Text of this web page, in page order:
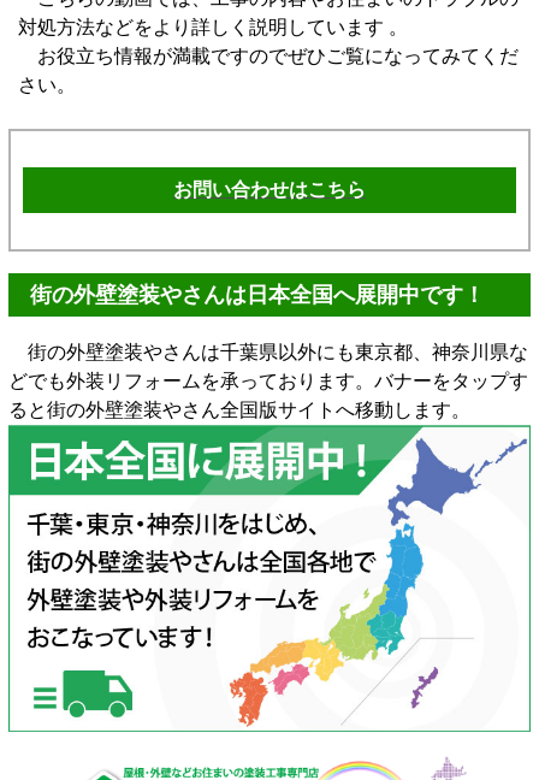
対処方法などをより詳しく説明しています 。
お役立ち情報が満載ですのでぜひご覧になってみてくだ
さい。
お問い合わせはこちら
街の外壁塗装やさんは日本全国へ展開中です！
街の外壁塗装やさんは千葉県以外にも東京都、神奈川県な
どでも外装リフォームを承っております。バナーをタップす
ると街の外壁塗装やさん全国版サイトへ移動します。